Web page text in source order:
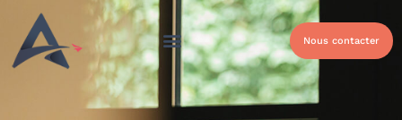
Nous contacter